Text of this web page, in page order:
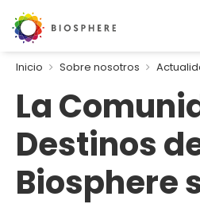
Inicio Sobre nosotros
La
Destinos
Biosphere